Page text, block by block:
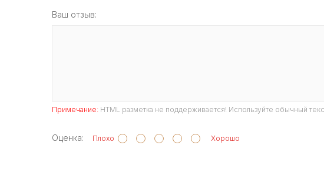
Ваш отзыв:
Примечание: HTML разметка не поддерживается! Используйте обычный
Оценка: Плохо Хорошо